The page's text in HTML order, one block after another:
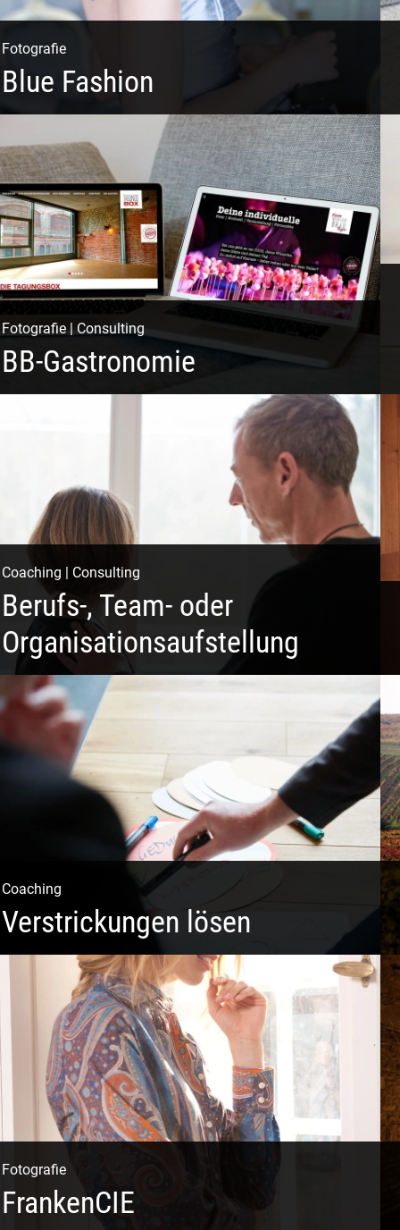
Fotografie
Blue Fashion
Fotografie| Consulting
BB-Gastronomie
Coaching | Consulting
Berufs-, Team- oder
Organisationsaufstellung
Business Coaching – Berufliche Freude ermöglichen
Coaching
Verstrickungen lösen
Systemisches Coaching & Systemische Aufstellung
Fotografie
FrankenCIE